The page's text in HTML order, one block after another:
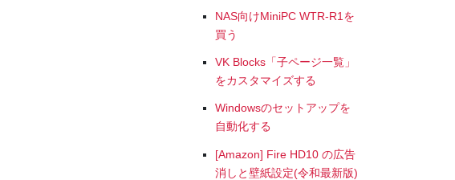
NAS向けMiniPC WTR-R1を
買う
VK Blocks「子ページ一覧」
をカスタマイズする
Windowsのセットアップを
自動化する
[Amazon] Fire HD10 の広告
消しと壁紙設定(令和最新版)